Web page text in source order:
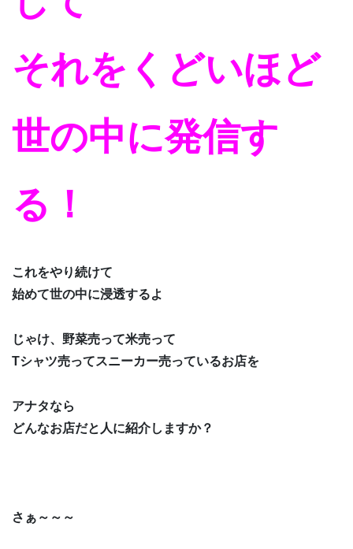
それをくどいほど
世の中に発信す
る！
これをやり続けて
始めて世の中に浸透するよ
じゃけ、野菜売って米売って
Tシャツ売ってスニーカー売っているお店を
アナタなら
どんなお店だと人に紹介しますか？
さぁ～～～